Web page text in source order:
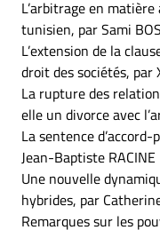
L’arbitrage en
tunisien, par Sami
L’extension de la
droit des sociétés, par
La rupture des
elle un divorce avec
La sentence
Jean-Baptiste RACINE
Une nouvelle
hybrides, par
Remarques sur les